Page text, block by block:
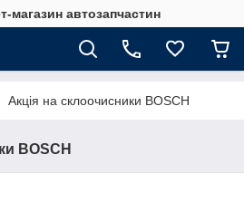
магазин автозапчастин
Акція на склоочисники BOSCH
BOSCH